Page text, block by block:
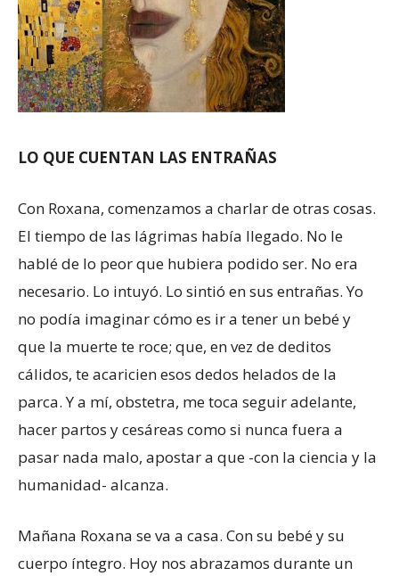
LO QUE CUENTAN LAS ENTRAÑAS
Con Roxana, comenzamos a charlar de otras cosas.
El tiempo de las lágrimas había llegado. No le
hablé de lo peor que hubiera podido ser. No era
necesario. Lo intuyó. Lo sintió en sus entrañas. Yo
no podía imaginar cómo es ir a tener un bebé y
que la muerte te roce; que, en vez de deditos
cálidos, te acaricien esos dedos helados de la
parca. Y a mí, obstetra, me toca seguir adelante,
hacer partos y cesáreas como si nunca fuera a
pasar nada malo, apostar a que -con la ciencia y la
humanidad- alcanza.
Mañana Roxana se va a casa. Con su bebé y su
cuerpo íntegro. Hoy nos abrazamos durante un